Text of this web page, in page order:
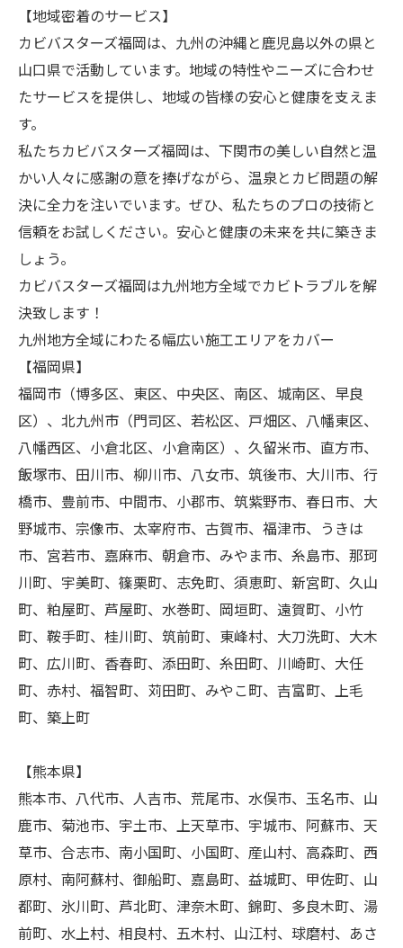
【地域密着のサービス】
カビバスターズ福岡は、九州の沖縄と鹿児島以外の県と
山口県で活動しています。地域の特性やニーズに合わせ
たサービスを提供し、地域の皆様の安心と健康を支えま
す。
私たちカビバスターズ福岡は、下関市の美しい自然と温
かい人々に感謝の意を捧げながら、温泉とカビ問題の解
決に全力を注いでいます。ぜひ、私たちのプロの技術と
信頼をお試しください。安心と健康の未来を共に築きま
しょう。
カビバスターズ福岡は九州地方全域でカビトラブルを解
決致します！
九州地方全域にわたる幅広い施工エリアをカバー
【福岡県】
福岡市（博多区、東区、中央区、南区、城南区、早良
区）、北九州市（門司区、若松区、戸畑区、八幡東区、
八幡西区、小倉北区、小倉南区）、久留米市、直方市、
飯塚市、田川市、柳川市、八女市、筑後市、大川市、行
橋市、豊前市、中間市、小郡市、筑紫野市、春日市、大
野城市、宗像市、太宰府市、古賀市、福津市、うきは
市、宮若市、嘉麻市、朝倉市、みやま市、糸島市、那珂
川町、宇美町、篠栗町、志免町、須恵町、新宮町、久山
町、粕屋町、芦屋町、水巻町、岡垣町、遠賀町、小竹
町、鞍手町、桂川町、筑前町、東峰村、大刀洗町、大木
町、広川町、香春町、添田町、糸田町、川崎町、大任
町、赤村、福智町、苅田町、みやこ町、吉富町、上毛
町、築上町
【熊本県】
熊本市、八代市、人吉市、荒尾市、水俣市、玉名市、山
鹿市、菊池市、宇土市、上天草市、宇城市、阿蘇市、天
草市、合志市、南小国町、小国町、産山村、高森町、西
原村、南阿蘇村、御船町、嘉島町、益城町、甲佐町、山
都町、氷川町、芦北町、津奈木町、錦町、多良木町、湯
前町、水上村、相良村、五木村、山江村、球磨村、あさ